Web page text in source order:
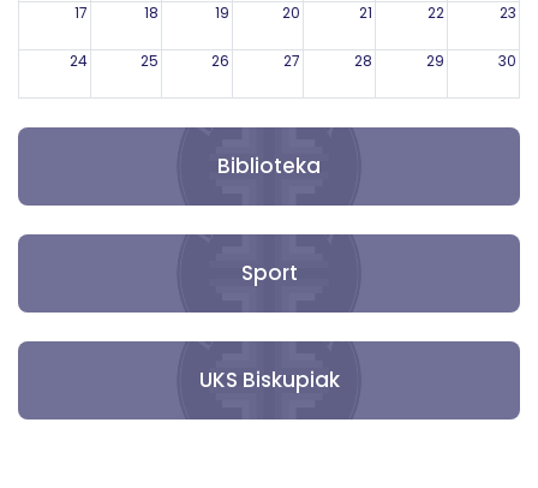
17 18 19 20 21 22 23
24 25 26 27 28 29 30
Biblioteka
Sport
UKS Biskupiak